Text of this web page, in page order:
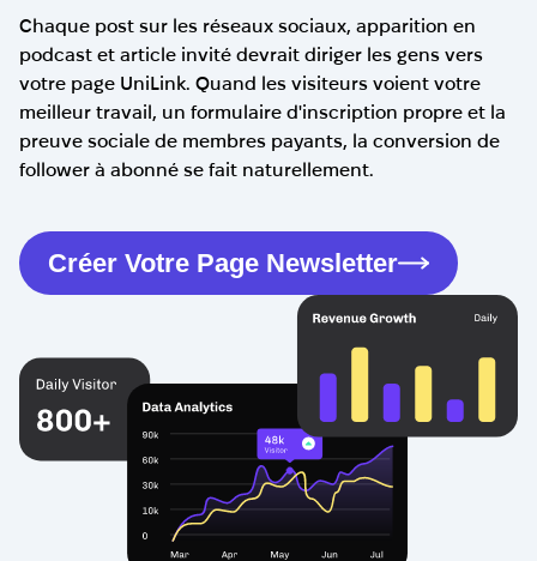
Chaque post sur les réseaux sociaux, apparition en
podcast et article invité devrait diriger les gens vers
votre page UniLink. Quand les visiteurs voient votre
meilleur travail, un formulaire d'inscription propre et la
preuve sociale de membres payants, la conversion de
follower à abonné se fait naturellement.
Créer Votre Page Newsletter